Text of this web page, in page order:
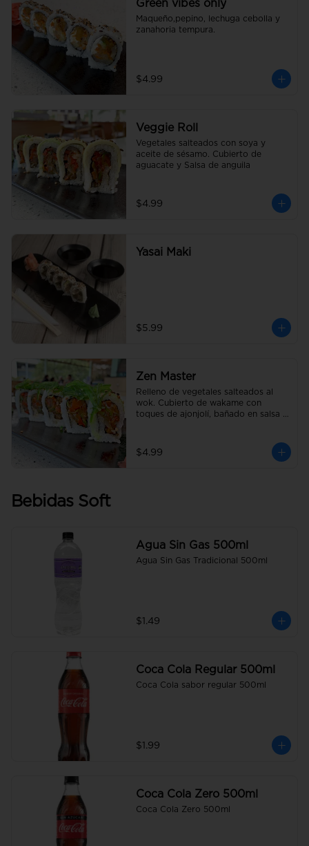
Green vibes only
Maqueño,pepino, lechuga cebolla y
zanahoria tempura.
$4.99
Veggie Roll
Vegetales salteados con soya y
aceite de sésamo. Cubierto de
aguacate y Salsa de anguila
$4.99
Yasai Maki
$5.99
Zen Master
Relleno de vegetales salteados al
wok. Cubierto de wakame con
toques de ajonjolí, bañado en salsa
$4.99
Bebidas Soft
Agua Sin Gas 500ml
Agua Sin Gas Tradicional 500ml
$1.49
Coca Cola Regular 500ml
Coca Cola sabor regular 500ml
$1.99
Coca Cola Zero 500ml
Coca Cola Zero 500ml